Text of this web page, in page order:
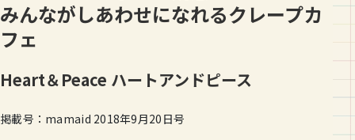
みんながしあわせになれるクレープカ
フェ
Heart＆Peace ハートアンドピース
掲載号：mamaid 2018年9月20日号